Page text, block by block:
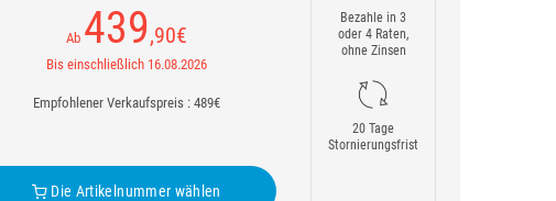
Ab 439,90€
Bis einschließlich 16.08.2026
Empfohlener Verkaufspreis : 489€
Die Artikelnummer wählen
Bezahle in 3
oder 4 Raten,
ohne Zinsen
20 Tage
Stornierungsfrist